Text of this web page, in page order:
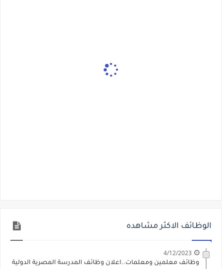
الوظائف الاكثر مشاهده
4/12/2023
وظائف معلمين ومعلمات..اعلان وظائف المدرسة المصرية الدولية